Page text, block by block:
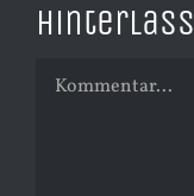
Kommentar